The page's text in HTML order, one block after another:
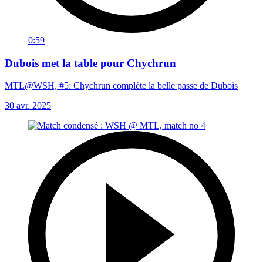
0:59
Dubois met la table pour Chychrun
MTL@WSH, #5: Chychrun complète la belle passe de Dubois
30 avr. 2025